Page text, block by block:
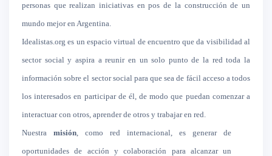
personas que realizan iniciativas en pos de la construcción de un
mundo mejor en Argentina.
Idealistas.org es un espacio virtual de encuentro que da visibilidad al
sector social y aspira a reunir en un solo punto de la red toda la
información sobre el sector social para que sea de fácil acceso a todos
los interesados en participar de él, de modo que puedan comenzar a
interactuar con otros, aprender de otros y trabajar en red.
Nuestramisión, como red internacional, es generar de
oportunidades de acción y colaboración para alcanzar un